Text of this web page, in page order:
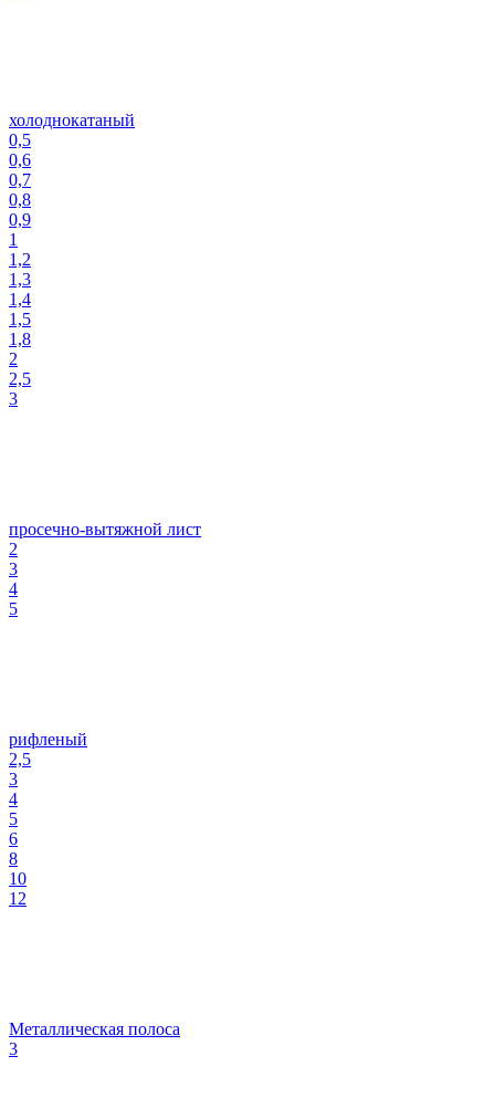
холоднокатаный
0,5
0,6
0,7
0,8
0,9
1
1,2
1,3
1,4
1,5
1,8
2
2,5
3
просечно-вытяжной лист
2
3
4
5
рифленый
2,5
3
4
5
6
8
10
12
Металлическая полоса
3